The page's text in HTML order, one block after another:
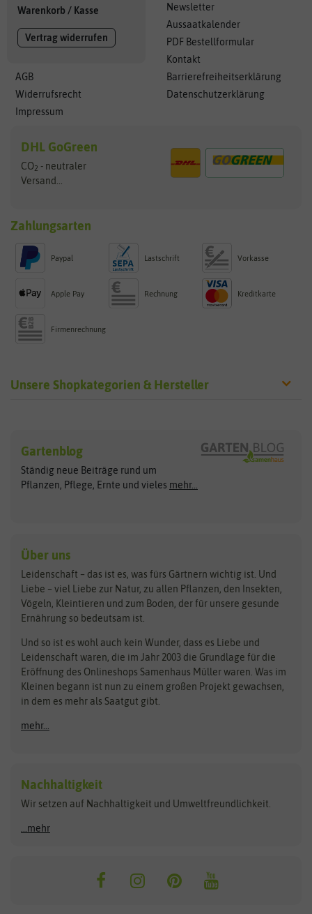
Warenkorb / Kasse
Vertrag widerrufen
AGB
Widerrufsrecht
Impressum
Newsletter
Aussaatkalender
PDF Bestellformular
Kontakt
Barrierefreiheitserklärung
Datenschutzerklärung
DHL GoGreen
CO2 - neutraler
Versand...
Zahlungsarten
Paypal Lastschrift Vorkasse
Apple Pay Rechnung Kreditkarte
Firmenrechnung
Unsere Shopkategorien & Hersteller
Exotische Samen
Gemüsesamen
Gründünger
Kräutersamen
Obstsamen
Pilzbrut
Rasensamen
Steckzwiebeln
Zimmer & Kübelpflanzen
Kataloge
Schnäppchen
Anzucht & Gartenzubehör
Anzuchtschalen
Heizmatte & Heizkabel
Kokos-Quelltabletten
Zimmergewächshaus
Arche Noah
ASB Greenworld
Benary
Bingenheimer Saatgut
BioBalu
Bionana
BIOWOL
Blumicorn
Bûten Birds
Carl Pabst
Clever Pots
COMPO
Dürr-Samen
elho
Feldsaaten Freudenberger
Fertil
Flora Elite
Florissa
Flortis
Franchi Sementi
Hortitops
JUB Holland
Gartenblog
Ständig neue Beiträge rund um
Pflanzen, Pflege, Ernte und vieles mehr...
Über uns
Leidenschaft – das ist es, was fürs Gärtnern wichtig ist. Und
Liebe – viel Liebe zur Natur, zu allen Pflanzen, den Insekten,
Vögeln, Kleintieren und zum Boden, der für unsere gesunde
Ernährung so bedeutsam ist.
Und so ist es wohl auch kein Wunder, dass es Liebe und
Leidenschaft waren, die im Jahr 2003 die Grundlage für die
Eröffnung des Onlineshops Samenhaus Müller waren. Was im
Kleinen begann ist nun zu einem großen Projekt gewachsen,
in dem es mehr als Saatgut gibt.
mehr...
Nachhaltigkeit
Wir setzen auf Nachhaltigkeit und Umweltfreundlichkeit.
...mehr